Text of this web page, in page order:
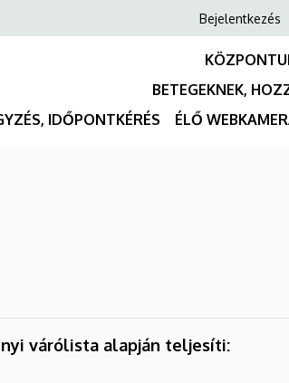
Anonim
fiók
menüje
Bejelentkezés
BETEGEKNEK,
IDŐPONTKÉRÉS
ÉLŐ
várólista alapján teljesíti: